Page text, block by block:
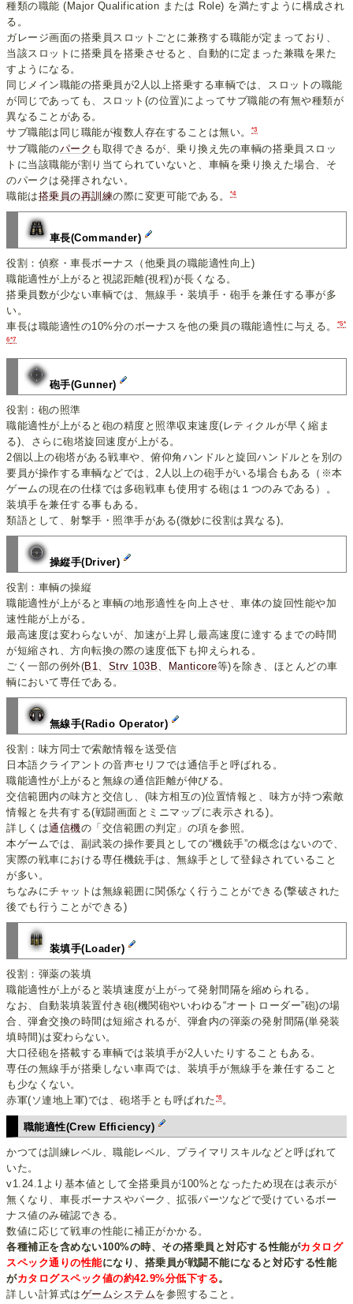
種類の職能 (Major Qualification または Role) を満たすように構成され
る。
ガレージ画面の搭乗員スロットごとに兼務する職能が定まっており、
当該スロットに搭乗員を搭乗させると、自動的に定まった兼職を果た
すようになる。
同じメイン職能の搭乗員が2人以上搭乗する車輌では、スロットの職能
が同じであっても、スロット(の位置)によってサブ職能の有無や種類が
異なることがある。
サブ職能は同じ職能が複数人存在することは無い。
*3
サブ職能のパーク も取得できるが、乗り換え先の車輌の搭乗員スロッ
トに当該職能が割り当てられていないと、車輌を乗り換えた場合、そ
のパークは発揮されない。
職能は搭乗員の再訓練の際に変更可能である。 *4
車長(Commander)
役割：偵察・車長ボーナス（他乗員の職能適性向上)
職能適性が上がると視認距離(視程)が長くなる。
搭乗員数が少ない車輌では、無線手・装填手・砲手を兼任する事が多
い。
車長は職能適性の10%分のボーナスを他の乗員の職能適性に与える。
*5*
6*7
砲手(Gunner)
役割：砲の照準
職能適性が上がると砲の精度と照準収束速度(レティクルが早く縮ま
る)、さらに砲塔旋回速度が上がる。
2個以上の砲塔がある戦車や、俯仰角ハンドルと旋回ハンドルとを別の
要員が操作する車輌などでは、2人以上の砲手がいる場合もある（※本
ゲームの現在の仕様では多砲戦車も使用する砲は１つのみである）。
装填手を兼任する事もある。
類語として、射撃手・照準手がある(微妙に役割は異なる)。
操縦手(Driver)
役割：車輌の操縦
職能適性が上がると車輌の地形適性を向上させ、車体の旋回性能や加
速性能が上がる。
最高速度は変わらないが、加速が上昇し最高速度に達するまでの時間
が短縮され、方向転換の際の速度低下も抑えられる。
ごく一部の例外(B1 Strv 103B Manticore等)を除き、ほとんどの車
輌において専任である。
無線手(Radio Operator)
役割：味方同士で索敵情報を送受信
日本語クライアントの音声セリフでは通信手と呼ばれる。
職能適性が上がると無線の通信距離が伸びる。
交信範囲内の味方と交信し、(味方相互の)位置情報と、味方が持つ索敵
情報とを共有する(戦闘画面とミニマップに表示される)。
詳しくは通信機の「交信範囲の判定」の項を参照。
本ゲームでは、副武装の操作要員としての“機銃手”の概念はないので、
実際の戦車における専任機銃手は、無線手として登録されていること
が多い。
ちなみにチャットは無線範囲に関係なく行うことができる(撃破された
後でも行うことができる)
装填手(Loader)
役割：弾薬の装填
職能適性が上がると装填速度が上がって発射間隔を縮められる。
なお、自動装填装置付き砲(機関砲やいわゆる“オートローダー”砲)の場
合、弾倉交換の時間は短縮されるが、弾倉内の弾薬の発射間隔(単発装
填時間)は変わらない。
大口径砲を搭載する車輌では装填手が2人いたりすることもある。
専任の無線手が搭乗しない車両では、装填手が無線手を兼任すること
も少なくない。
赤軍(ソ連地上軍)では、砲塔手とも呼ばれた *8。
職能適性(Crew Efficiency)
かつては訓練レベル、職能レベル、プライマリスキルなどと呼ばれて
いた。
v1.24.1より基本値として全搭乗員が100%となったため現在は表示が
無くなり、車長ボーナスやパーク、拡張パーツなどで受けているボー
ナス値のみ確認できる。
数値に応じて戦車の性能に補正がかかる。
各種補正を含めない100%の時、その搭乗員と対応する性能がカタログ
スペック通りの性能になり、搭乗員が戦闘不能になると対応する性能
がカタログスペック値の約42.9%分低下する。
詳しい計算式はゲームシステムを参照すること。